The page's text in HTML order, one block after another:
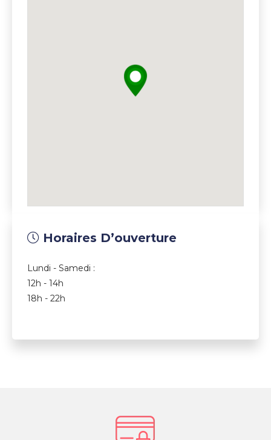
Horaires D’ouverture
Lundi - Samedi :
12h - 14h
18h - 22h